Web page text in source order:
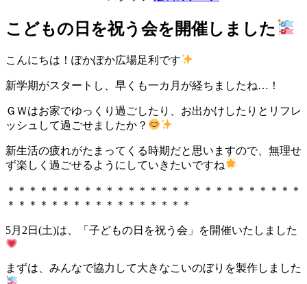
こどもの日を祝う会を開催しました
こんにちは！ぽかぽか広場足利です
新学期がスタートし、早くも一カ月が経ちましたね…！
ＧＷはお家でゆっくり過ごしたり、お出かけしたりとリフレ
ッシュして過ごせましたか？
新生活の疲れがたまってくる時期だと思いますので、無理せ
ず楽しく過ごせるようにしていきたいですね
＊＊＊＊＊＊ ＊ ＊ ＊＊＊＊＊＊＊＊＊＊＊＊＊＊＊＊＊＊＊
＊＊＊＊＊＊＊＊＊＊＊＊＊＊＊＊＊
5月2日(土)は、「子どもの日を祝う会」を開催いたしました
まずは、みんなで協力して大きなこいのぼりを製作しました